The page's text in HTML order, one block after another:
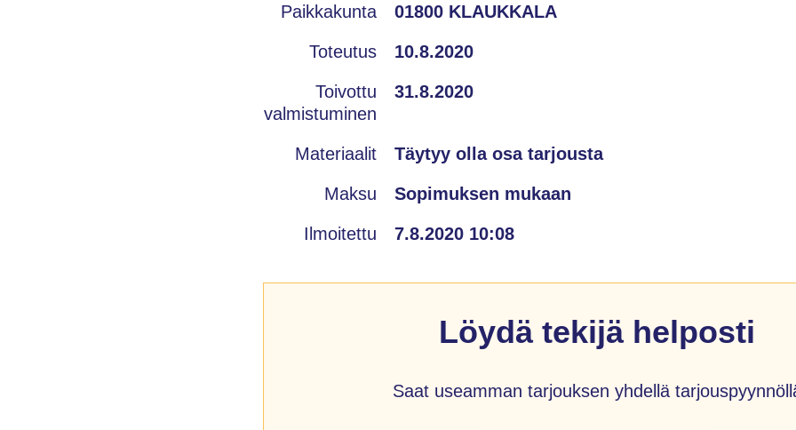
Paikkakunta 01800 KLAUKKALA
Toteutus 10.8.2020
Toivottu
valmistuminen
31.8.2020
Materiaalit Täytyy olla osa tarjousta
Maksu Sopimuksen mukaan
Ilmoitettu 7.8.2020 10:08
Löydä tekijä helposti
Saat useamman tarjouksen yhdellä